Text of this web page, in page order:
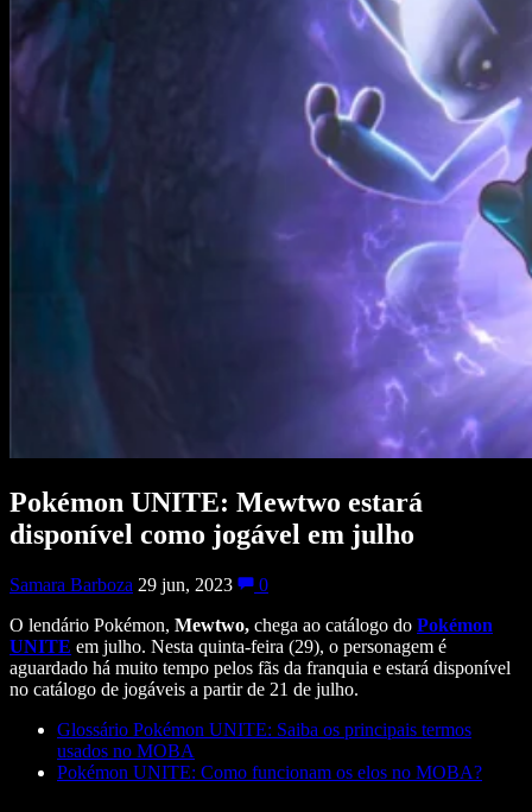
Pokémon UNITE: Mewtwo estará
disponível como jogável em julho
Samara Barboza 29 jun, 2023
0
O lendário Pokémon, Mewtwo, chega ao catálogo do Pokémon
UNITE em julho. Nesta quinta-feira (29), o personagem é
aguardado há muito tempo pelos fãs da franquia e estará disponível
no catálogo de jogáveis a partir de 21 de julho.
Glossário Pokémon UNITE: Saiba os principais termos
usados no MOBA
Pokémon UNITE: Como funcionam os elos no MOBA?